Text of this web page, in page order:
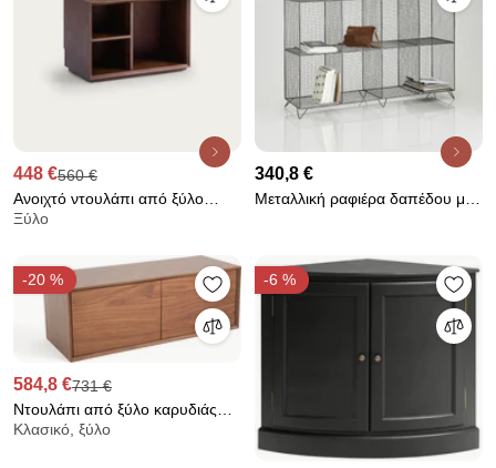
448 €560 €
Ανοιχτό ντουλάπι από ξύλο
καρυδιάς, Mikube
Ξύλο
340,8 €
Μεταλλική ραφιέρα δαπέδου με
-20 %
584,8 €731 €
Ντουλάπι από ξύλο καρυδιάς
Π110 x Β42 εκ., Archivita XL
Κλασικό, ξύλο
-6 %